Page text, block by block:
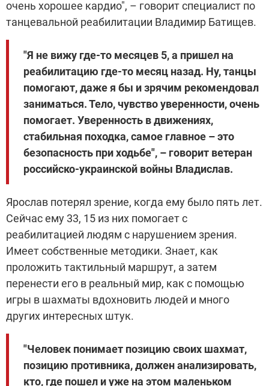
очень хорошее кардио", – говорит специалист по
танцевальной реабилитации Владимир Батищев.
"Я не вижу где-то месяцев 5, а пришел на
реабилитацию где-то месяц назад. Ну, танцы
помогают, даже я бы и зрячим рекомендовал
заниматься. Тело, чувство уверенности, очень
помогает. Уверенность в движениях,
стабильная походка, самое главное – это
безопасность при ходьбе", – говорит ветеран
российско-украинской войны Владислав.
Ярослав потерял зрение, когда ему было пять лет.
Сейчас ему 33, 15 из них помогает с
реабилитацией людям с нарушением зрения.
Имеет собственные методики. Знает, как
проложить тактильный маршрут, а затем
перенести его в реальный мир, как с помощью
игры в шахматы вдохновить людей и много
других интересных штук.
"Человек понимает позицию своих шахмат,
позицию противника, должен анализировать,
кто, где пошел и уже на этом маленьком